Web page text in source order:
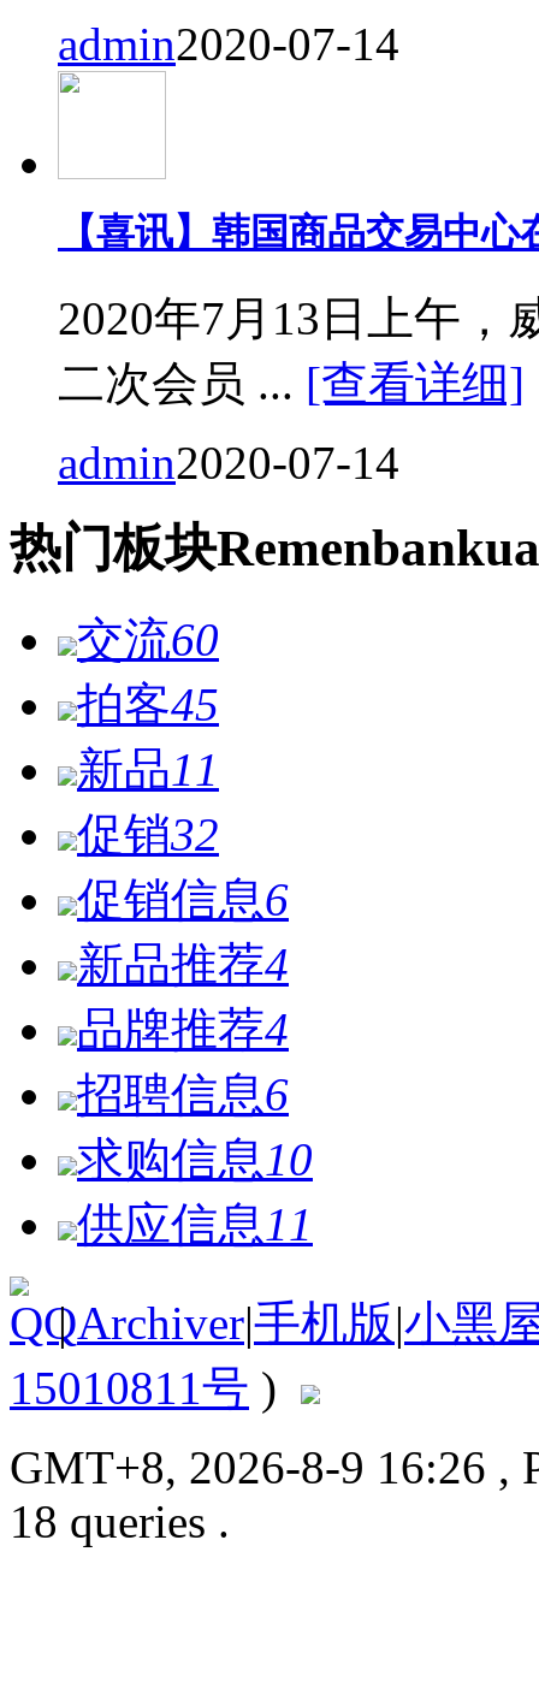
admin2020-07-14
【喜讯】韩国商品交易中
2020年7月13日上午，
二次会员 ... [查看详细]
admin2020-07-14
热门板块Remen
交流60
拍客45
新品11
促销32
促销信息6
新品推荐4
品牌推荐4
招聘信息6
求购信息 10
供应信息 11
| Archiver|手机版|小黑
15010811号 )
GMT+8, 2026-8-9 16:26 ,
18 queries .